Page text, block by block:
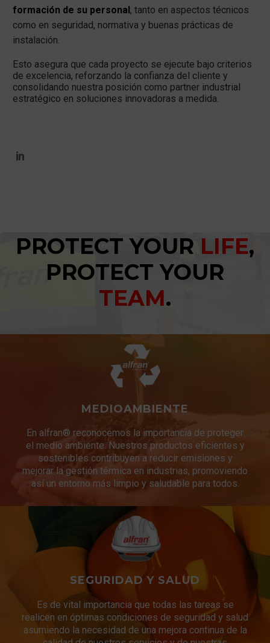
formación de su personal , tanto en aspectos técnicos
como en seguridad, normativa y buenas prácticas de
instalación.
Esto asegura que cada proyecto se ejecute bajo criterios
de excelencia, reforzando la confianza del cliente y
consolidando nuestra posición como partner industrial
estratégico en soluciones innovadoras a medida.
PROTECT YOUR LIFE,
PROTECT YOUR
TEAM.
MEDIOAMBIENTE
En alfran® reconocemos la importancia de proteger
el medio ambiente. Nuestros productos eficientes y
sostenibles contribuyen a reducir emisiones y
mejorar la gestión térmica en industrias, promoviendo
así un entorno más limpio y saludable para todos.
SEGURIDAD Y SALUD
Es de vital importancia que todas las tareas se
realicen en óptimas condiciones de seguridad y salud
asumiendo la necesidad de una mejora continua de la